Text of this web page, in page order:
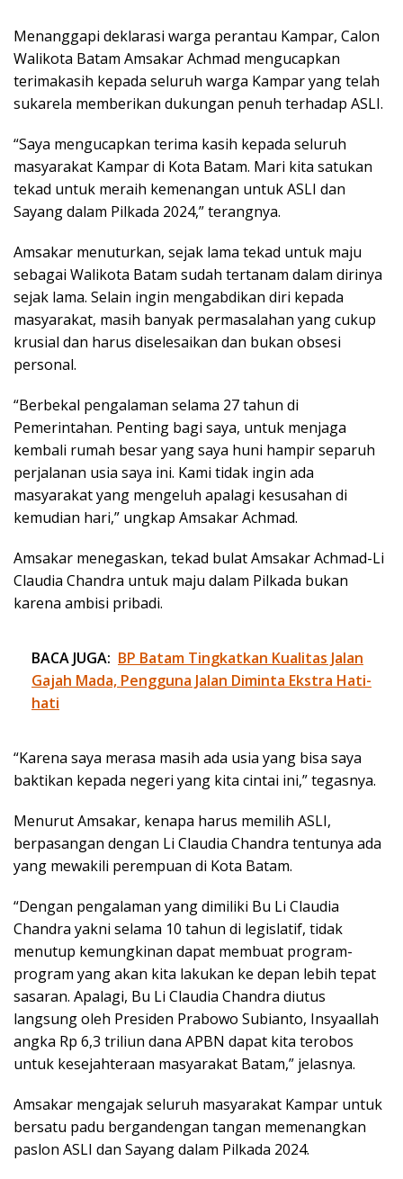
Menanggapi deklarasi warga perantau Kampar, Calon
Walikota Batam Amsakar Achmad mengucapkan
terimakasih kepada seluruh warga Kampar yang telah
sukarela memberikan dukungan penuh terhadap ASLI.
“Saya mengucapkan terima kasih kepada seluruh
masyarakat Kampar di Kota Batam. Mari kita satukan
tekad untuk meraih kemenangan untuk ASLI dan
Sayang dalam Pilkada 2024,” terangnya.
Amsakar menuturkan, sejak lama tekad untuk maju
sebagai Walikota Batam sudah tertanam dalam dirinya
sejak lama. Selain ingin mengabdikan diri kepada
masyarakat, masih banyak permasalahan yang cukup
krusial dan harus diselesaikan dan bukan obsesi
personal.
“Berbekal pengalaman selama 27 tahun di
Pemerintahan. Penting bagi saya, untuk menjaga
kembali rumah besar yang saya huni hampir separuh
perjalanan usia saya ini. Kami tidak ingin ada
masyarakat yang mengeluh apalagi kesusahan di
kemudian hari,” ungkap Amsakar Achmad.
Amsakar menegaskan, tekad bulat Amsakar Achmad-Li
Claudia Chandra untuk maju dalam Pilkada bukan
karena ambisi pribadi.
BACA JUGA: BP Batam Tingkatkan Kualitas Jalan
Gajah Mada, Pengguna Jalan Diminta Ekstra Hati-
hati
“Karena saya merasa masih ada usia yang bisa saya
baktikan kepada negeri yang kita cintai ini,” tegasnya.
Menurut Amsakar, kenapa harus memilih ASLI,
berpasangan dengan Li Claudia Chandra tentunya ada
yang mewakili perempuan di Kota Batam.
“Dengan pengalaman yang dimiliki Bu Li Claudia
Chandra yakni selama 10 tahun di legislatif, tidak
menutup kemungkinan dapat membuat program-
program yang akan kita lakukan ke depan lebih tepat
sasaran. Apalagi, Bu Li Claudia Chandra diutus
langsung oleh Presiden Prabowo Subianto, Insyaallah
angka Rp 6,3 triliun dana APBN dapat kita terobos
untuk kesejahteraan masyarakat Batam,” jelasnya.
Amsakar mengajak seluruh masyarakat Kampar untuk
bersatu padu bergandengan tangan memenangkan
paslon ASLI dan Sayang dalam Pilkada 2024.